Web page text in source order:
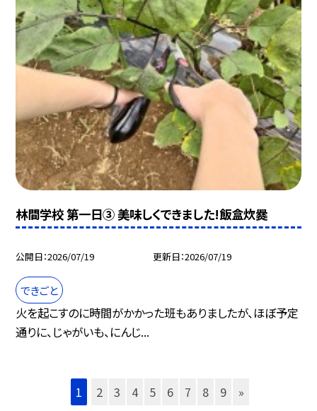
林間学校 第一日③ 美味しくできました!飯盒炊爨
公開日 2026/07/19 更新日 2026/07/19
できごと
火を起こすのに時間がかかった班もありましたが、ほぼ予定
通りに、じゃがいも、にんじ...
1 2 3 4 5 6 7 8 9 »